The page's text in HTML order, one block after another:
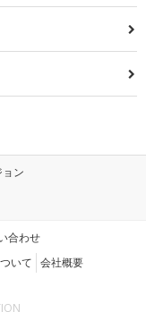
ン
合わせ
いて 会社概要